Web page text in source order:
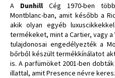
A Dunhill Cég 1970-ben
Montblanc-ban, amit később a
akik olyan egyéb
termékeket, mint a Cartier, vagy a
tulajdonosai engedélyezték a
bőrből készült termékkínálatot
is. A parfümöket 2001-ben
illattal, amit Presence névre